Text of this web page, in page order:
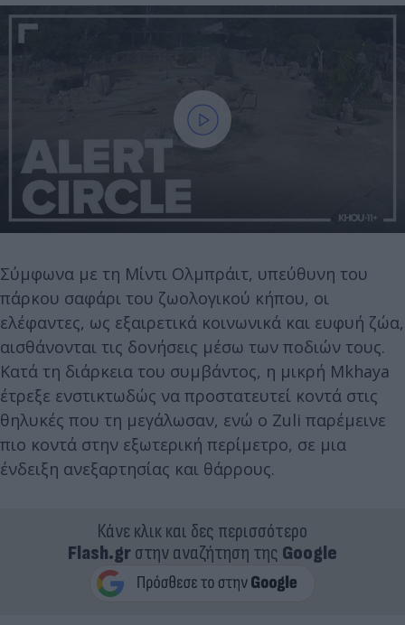
Σύμφωνα με τη Μίντι Ολμπράιτ, υπεύθυνη του
πάρκου σαφάρι του ζωολογικού κήπου, οι
ελέφαντες, ως εξαιρετικά κοινωνικά και ευφυή ζώα,
αισθάνονται τις δονήσεις μέσω των ποδιών τους.
Κατά τη διάρκεια του συμβάντος, η μικρή Mkhaya
έτρεξε ενστικτωδώς να προστατευτεί κοντά στις
θηλυκές που τη μεγάλωσαν, ενώ ο Zuli παρέμεινε
πιο κοντά στην εξωτερική περίμετρο, σε μια
ένδειξη ανεξαρτησίας και θάρρους.
Κάνε κλικ και δες περισσότερο
Flash.grστην αναζήτηση της Google